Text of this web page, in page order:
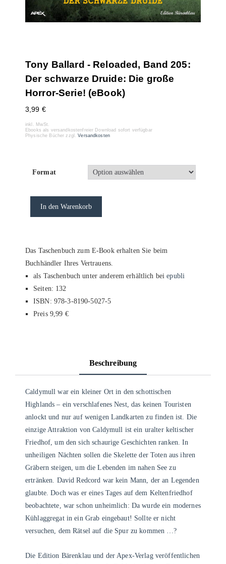
Tony Ballard - Reloaded, Band 205:
Der schwarze Druide: Die große
Horror-Serie! (eBook)
3,99 €
inkl. MwSt.
Ebooks als versandkostenfreier Download sofort verfügbar
Physische Bücher zzgl.Versandkosten
Format
In den Warenkorb
Das Taschenbuch zum E-Book erhalten Sie beim
Buchhändler Ihres Vertrauens.
als Taschenbuch unter anderem erhältlich beiepubli
Seiten: 132
ISBN: 978-3-8190-5027-5
Preis 9,99 €
Beschreibung
Caldymull war ein kleiner Ort in den schottischen
Highlands – ein verschlafenes Nest, das keinen Touristen
anlockt und nur auf wenigen Landkarten zu finden ist. Die
einzige Attraktion von Caldymull ist ein uralter keltischer
Friedhof, um den sich schaurige Geschichten ranken. In
unheiligen Nächten sollen die Skelette der Toten aus ihren
Gräbern steigen, um die Lebenden im nahen See zu
ertränken. David Redcord war kein Mann, der an Legenden
glaubte. Doch was er eines Tages auf dem Keltenfriedhof
beobachtete, war schon unheimlich: Da wurde ein modernes
Kühlaggregat in ein Grab eingebaut! Sollte er nicht
versuchen, dem Rätsel auf die Spur zu kommen …?
Die Edition Bärenklau und der Apex-Verlag veröffentlichen